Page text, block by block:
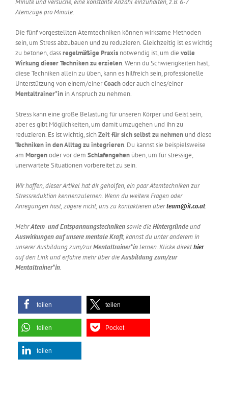
Minute und versuche, eine konstante Anzahl einzuhalten, z.B. 6-7
Atemzüge pro Minute.
Die fünf vorgestellten Atemtechniken können wirksame Methoden
sein, um Stress abzubauen und zu reduzieren. Gleichzeitig ist es wichtig
zu betonen, dassregelmäßige Praxisnotwendig ist, um die volle
Wirkung dieser Techniken zu erzielen. Wenn du Schwierigkeiten hast,
diese Techniken allein zu üben, kann es hilfreich sein, professionelle
Unterstützung von einem/einerCoachoder auch eines/einer
Mentaltrainer*inin Anspruch zu nehmen.
Stress kann eine große Belastung für unseren Körper und Geist sein,
aber es gibt Möglichkeiten, um damit umzugehen und ihn zu
reduzieren. Es ist wichtig, sichZeit für sich selbst zu nehmenund diese
Techniken in den Alltag zu integrieren. Du kannst sie beispielsweise
am Morgenoder vor dem Schlafengehenüben, um für stressige,
unerwartete Situationen vorbereitet zu sein.
Wir hoffen, dieser Artikel hat dir geholfen, ein paar Atemtechniken zur
Stressreduktion kennenzulernen. Wenn du weitere Fragen oder
Anregungen hast, zögere nicht, uns zu kontaktieren überteam@il.co.at.
MehrAtem- und Entspannungstechnikensowie dieHintergründeund
Auswirkungen auf unsere mentale Kraft, kannst du unter anderem in
unserer Ausbildung zum/zurMentaltrainer*inlernen. Klicke direkthier
auf den Link und erfahre mehr über dieAusbildung zum/zur
Mentaltrainer*in.
teilen teilen
teilen Pocket
teilen